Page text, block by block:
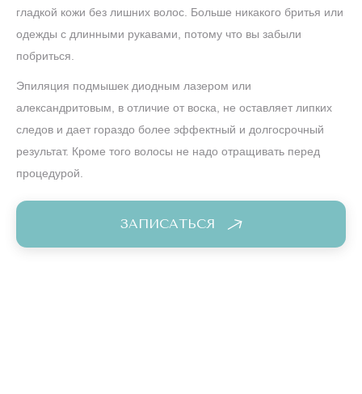
гладкой кожи без лишних волос. Больше никакого бритья или
одежды с длинными рукавами, потому что вы забыли
побриться.
Эпиляция подмышек диодным лазером или
александритовым, в отличие от воска, не оставляет липких
следов и дает гораздо более эффектный и долгосрочный
результат. Кроме того волосы не надо отращивать перед
процедурой.
ЗАПИСАТЬСЯ